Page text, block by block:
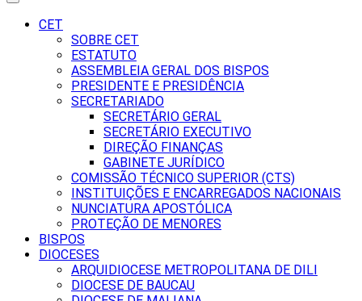
CET
SOBRE CET
ESTATUTO
ASSEMBLEIA GERAL DOS BISPOS
PRESIDENTE E PRESIDÊNCIA
SECRETARIADO
SECRETÁRIO GERAL
SECRETÁRIO EXECUTIVO
DIREÇÃO FINANÇAS
GABINETE JURÍDICO
COMISSÃO TÉCNICO SUPERIOR (CTS)
INSTITUIÇÕES E ENCARREGADOS NACIONAIS
NUNCIATURA APOSTÓLICA
PROTEÇÃO DE MENORES
BISPOS
DIOCESES
ARQUIDIOCESE METROPOLITANA DE DILI
DIOCESE DE BAUCAU